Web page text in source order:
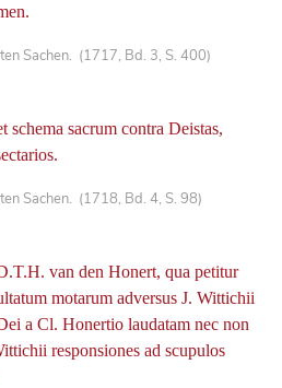
Sachen. (1717, Bd. 3, S. 400)
schema sacrum contra Deistas,
Sachen. (1718, Bd. 4, S. 98)
van den Honert, qua petitur
motarum adversus J. Wittichii
a Cl. Honertio laudatam nec non
responsiones ad scupulos